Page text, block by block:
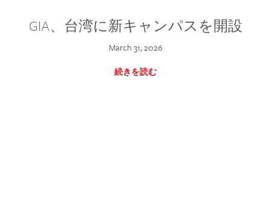
GIA、台湾に新キャンパスを開設
March 31, 2026
続きを読む